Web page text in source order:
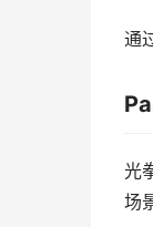
通
光
场